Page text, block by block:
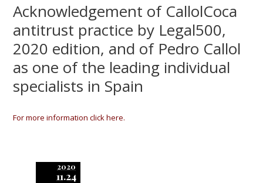
Acknowledgement of CallolCoca
antitrust practice by Legal500,
2020 edition, and of Pedro Callol
as one of the leading individual
specialists in Spain
For more information click here.
2020
11.24